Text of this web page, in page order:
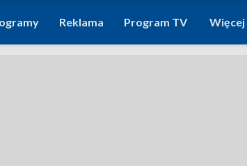
Reklama Program TV Więcej